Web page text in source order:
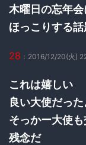
木曜日の忘年
ほっこりする話
28 ：2016/12/20(火)
これは嬉しい
良い大使だっ
そっかー大使
残念だ